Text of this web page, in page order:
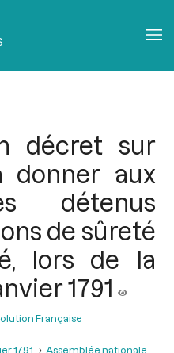
décret sur
donner aux
détenus
de sûreté
lors de la
1791
Française
1791
Assemblée nationale